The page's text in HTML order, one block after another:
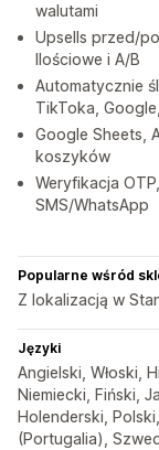
walutami
Upsells przed/
Ilościowe i A/B
Automatycznie
TikToka,
Google Sheets,
koszyków
Weryfikacja
SMS/WhatsApp
Popularne wśród
Z lokalizacją w
Języki
Angielski, Włoski,
Niemiecki, Fiński,
Holenderski,
(Portugalia),